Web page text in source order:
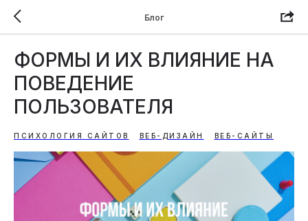
Блог
ФОРМЫ И ИХ ВЛИЯНИЕ НА
ПОВЕДЕНИЕ
ПОЛЬЗОВАТЕЛЯ
ПСИХОЛОГИЯ САЙТОВ ВЕБ-ДИЗАЙН ВЕБ-САЙТЫ